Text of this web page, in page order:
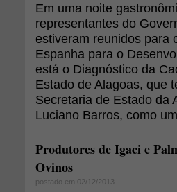
Em uma noite
representantes do
estiveram reunidos para
Espanha para o
está o Diagnóstico da
Estado de Alagoas, que
Secretaria de Estado da
Luciano Barros, como
Produtores de Igaci e
Ovinos
postado em 02/12/2013